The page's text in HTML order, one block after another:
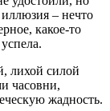
– нечто
какое-то
лихой силой
часовни,
жадность.